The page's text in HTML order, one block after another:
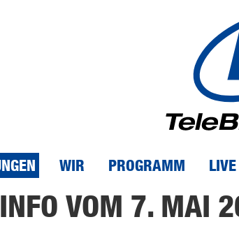
WIR PROGRAMM LIVE
INFO VOM 7. MAI